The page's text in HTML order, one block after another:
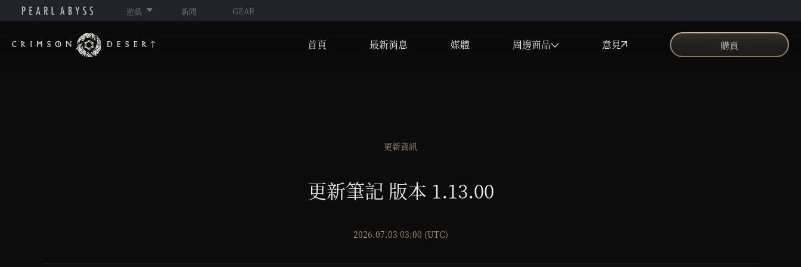
遊戲 新聞 GEAR
赤
首頁 最新消息 媒體 周邊商品 意見 購買
更新資訊
更新筆記 版本 1.13.00
2026.07.03 03:00 (UTC)